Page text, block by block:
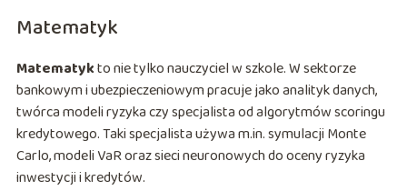
Matematyk
Matematykto nie tylko nauczyciel w szkole. W sektorze
bankowym i ubezpieczeniowym pracuje jako analityk danych,
twórca modeli ryzyka czy specjalista od algorytmów scoringu
kredytowego. Taki specjalista używa m.in. symulacji Monte
Carlo, modeli VaR oraz sieci neuronowych do oceny ryzyka
inwestycji i kredytów.